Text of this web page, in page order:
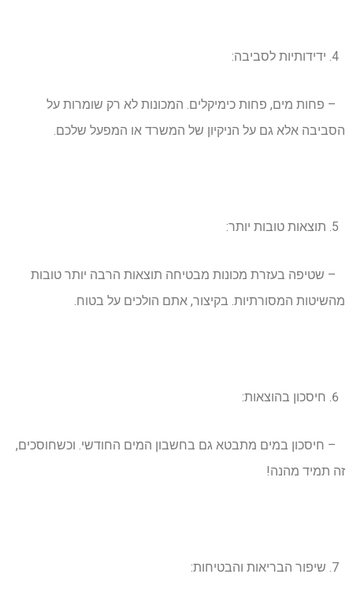
ידידותיות לסביבה:
– פחות מים, פחות כימיקלים. המכונות לא רק שומרות על
הסביבה אלא גם על הניקיון של המשרד או המפעל שלכם.
תוצאות טובות יותר:
– שטיפה בעזרת מכונות מבטיחה תוצאות הרבה יותר טובות
מהשיטות המסורתיות. בקיצור, אתם הולכים על בטוח.
חיסכון בהוצאות:
– חיסכון במים מתבטא גם בחשבון המים החודשי. וכשחוסכים,
זה תמיד מהנה!
שיפור הבריאות והבטיחות: